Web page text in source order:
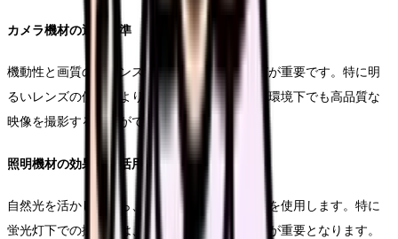
カメラ機材の選定基準
機動性と画質のバランスを考慮したカメラ選びが重要です。特に明
るいレンズの使用により、医療現場特有の照明環境下でも高品質な
映像を撮影することができます。
照明機材の効果的な活用
自然光を活かしながら、必要に応じて補助光源を使用します。特に
蛍光灯下での撮影では、カラーバランスの調整が重要となります。